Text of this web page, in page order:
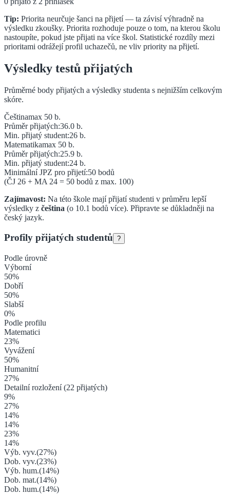
Tip: Priorita neurčuje šanci na přijetí — ta závisí výhradně na
výsledku zkoušky. Priorita rozhoduje pouze o tom, na kterou školu
nastoupíte, pokud jste přijati na více škol. Statistické rozdíly mezi
prioritami odrážejí profil uchazečů, ne vliv priority na přijetí.
Výsledky testů přijatých
Průměrné body přijatých a výsledky studenta s nejnižším celkovým
skóre.
Češtinamax 50 b.
Průměr přijatých:36.0 b.
Min. přijatý student:26 b.
Matematikamax 50 b.
Průměr přijatých:25.9 b.
Min. přijatý student:24 b.
Minimální JPZ pro přijetí:50 bodů
(ČJ 26 + MA 24 = 50 bodů z max. 100)
Zajímavost: Na této škole mají přijatí studenti v průměru lepší
výsledky z čeština (o 10.1 bodů více). Připravte se důkladněji na
český jazyk.
Profily přijatých studentů ?
Podle úrovně
Výborní
50%
Dobří
50%
Slabší
0%
Podle profilu
Matematici
23%
Vyvážení
50%
Humanitní
27%
Detailní rozložení (22 přijatých)
9%
27%
14%
14%
23%
14%
Výb. vyv.(27%)
Dob. vyv.(23%)
Výb. hum.(14%)
Dob. mat.(14%)
Dob. hum.(14%)